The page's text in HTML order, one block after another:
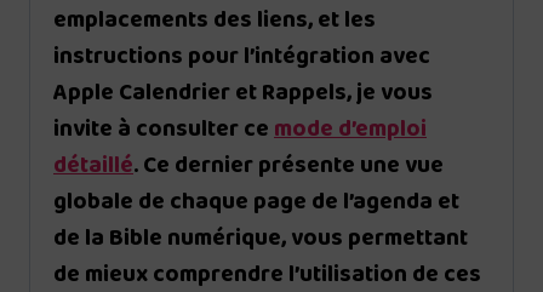
emplacements des liens, et les
instructions pour l’intégration avec
Apple Calendrier et Rappels, je vous
invite à consulter cemode d’emploi
détaillé. Ce dernier présente une vue
globale de chaque page de l’agenda et
de la Bible numérique, vous permettant
de mieux comprendre l’utilisation de ces